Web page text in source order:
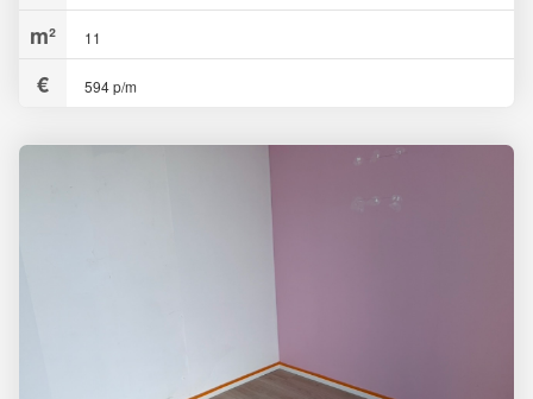
11
594 p/m